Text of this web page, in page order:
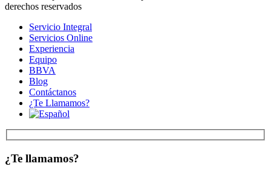
derechos reservados
Servicio Integral
Servicios Online
Experiencia
Equipo
BBVA
Blog
Contáctanos
¿Te Llamamos?
¿Te llamamos?